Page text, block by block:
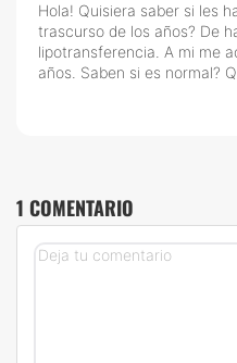
Hola! Quisiera saber si les
trascurso de los años? De
lipotransferencia. A mi me
años. Saben si es normal?
1 COMENTARIO